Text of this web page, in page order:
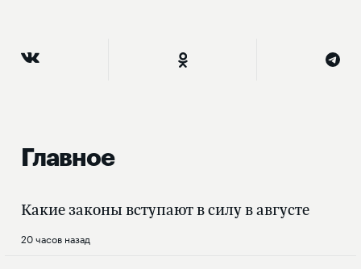
Главное
Какие законы вступают в силу в августе
20 часов назад